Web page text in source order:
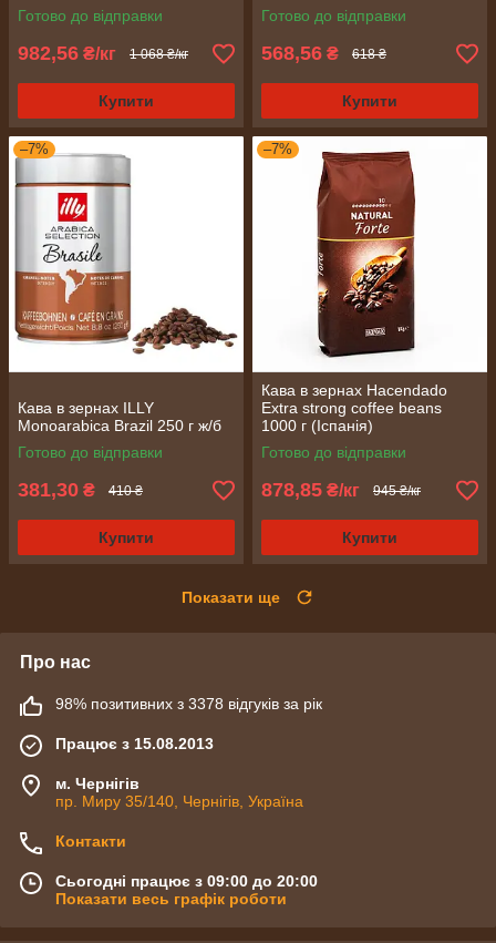
Готово до відправки
982,56 ₴/кг 1 068 ₴/кг
Купити
Готово до відправки
568,56 ₴ 618 ₴
Купити
–7%
Кава в зернах ILLY
Monoarabica Brazil 250 г ж/б
Готово до відправки
381,30 ₴ 410 ₴
Купити
–7%
Кава в зернах Hacendado
Extra strong coffee beans
1000 г (Іспанія)
Готово до відправки
878,85 ₴/кг 945 ₴/кг
Купити
Показати ще
Про нас
98% позитивних з 3378 відгуків за рік
Працює з 15.08.2013
м. Чернігів
пр. Миру 35/140, Чернігів, Україна
Контакти
Сьогодні працює з 09:00 до 20:00
Показати весь графік роботи